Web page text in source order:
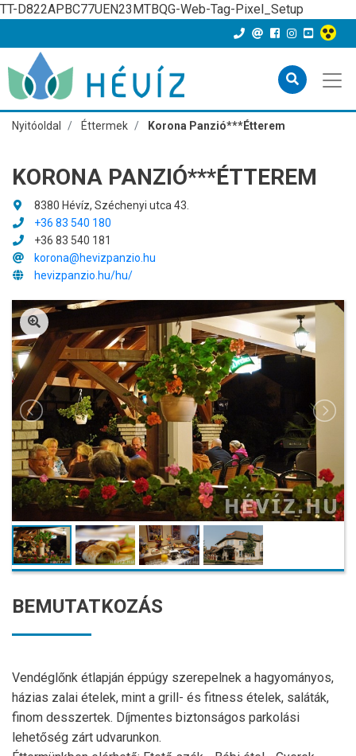
TT-D822APBC77UEN23MTBQG-Web-Tag-Pixel_Setup
Nyitóoldal Éttermek Korona Panzió***Étterem
KORONA PANZIÓ***ÉTTEREM
8380 Hévíz, Széchenyi utca 43.
+36 83 540 180
+36 83 540 181
korona@hevizpanzio.hu
hevizpanzio.hu/hu/
BEMUTATKOZÁS
Vendéglőnk étlapján éppúgy szerepelnek a hagyományos,
házias zalai ételek, mint a grill- és fitness ételek, saláták,
finom desszertek. Díjmentes biztonságos parkolási
lehetőség zárt udvarunkon.